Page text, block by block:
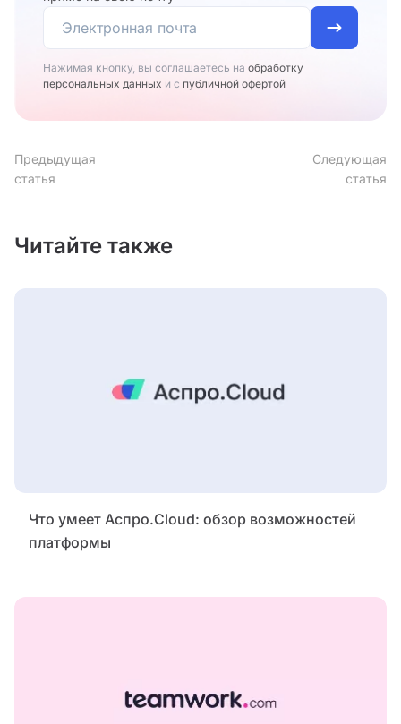
Нажимая кнопку, вы соглашаетесь на обработку
персональных данных и с публичной офертой
Предыдущая
статья
Следующая
статья
Читайте также
Что умеет Аспро.Cloud: обзор возможностей
платформы